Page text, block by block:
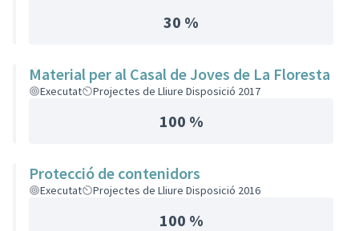
30 %
Material per al Casal de Joves de La Floresta
Executat Projectes de Lliure Disposició 2017
100 %
Protecció de contenidors
Executat Projectes de Lliure Disposició 2016
100 %